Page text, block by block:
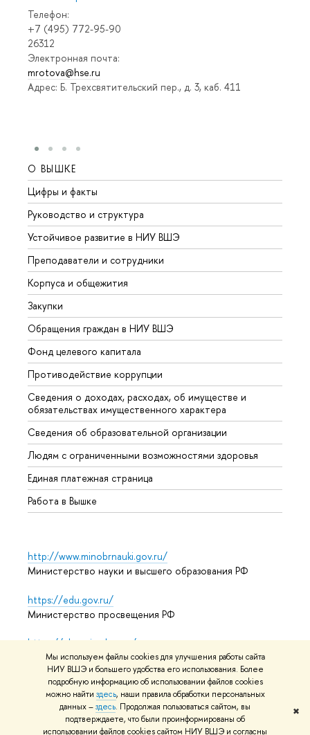
Мы используем файлы cookies для улучшения работы сайта
НИУ ВШЭ и большего удобства его использования. Более
подробную информацию об использовании файлов cookies
можно найти здесь, наши правила обработки персональных
данных –здесь. Продолжая пользоваться сайтом, вы
подтверждаете, что были проинформированы об
использовании файлов cookies сайтом НИУ ВШЭ и согласны
✖
Телефон:
+7 (495) 772-95-90
26312
Электронная почта:
mrotova@hse.ru
Адрес: Б. Трехсвятительский пер., д. 3, каб. 411
О ВЫШКЕ
Цифры и факты
Руководство и структура
Устойчивое развитие в НИУ ВШЭ
Преподаватели и сотрудники
Корпуса и общежития
Закупки
Обращения граждан в НИУ ВШЭ
Фонд целевого капитала
Противодействие коррупции
Сведения о доходах, расходах, об имуществе и
обязательствах имущественного характера
Сведения об образовательной организации
Людям с ограниченными возможностями здоровья
Единая платежная страница
Работа в Вышке
http://www.minobrnauki.gov.ru/
Министерство науки и высшего образования РФ
https://edu.gov.ru/
Министерство просвещения РФ
https://elearning.hse.ru/mooc
Массовые открытые онлайн-курсы
© НИУ ВШЭ 1993–2026 Адреса и контактыУсловия
использования материаловПолитика конфиденциальности